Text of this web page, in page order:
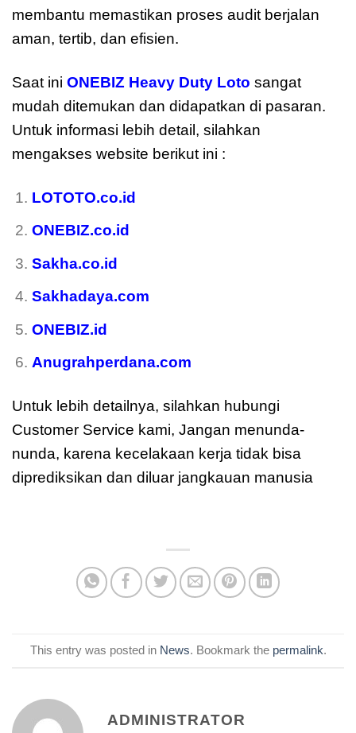
membantu memastikan proses audit berjalan
aman, tertib, dan efisien.
Saat ini ONEBIZ Heavy Duty Loto sangat
mudah ditemukan dan didapatkan di pasaran.
Untuk informasi lebih detail, silahkan
mengakses website berikut ini :
LOTOTO.co.id
ONEBIZ.co.id
Sakha.co.id
Sakhadaya.com
ONEBIZ.id
Anugrahperdana.com
Untuk lebih detailnya, silahkan hubungi
Customer Service kami, Jangan menunda-
nunda, karena kecelakaan kerja tidak bisa
diprediksikan dan diluar jangkauan manusia
This entry was posted in News. Bookmark the permalink.
ADMINISTRATOR